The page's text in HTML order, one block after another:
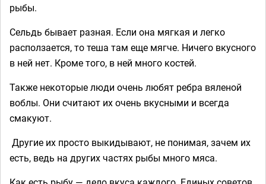
рыбы.
Сельдь бывает разная. Если она мягкая и легко
расползается, то теша там еще мягче. Ничего вкусного
в ней нет. Кроме того, в ней много костей.
Также некоторые люди очень любят ребра вяленой
воблы. Они считают их очень вкусными и всегда
смакуют.
Другие их просто выкидывают, не понимая, зачем их
есть, ведь на других частях рыбы много мяса.